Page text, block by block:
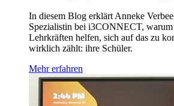
In diesem Blog erklärt Anneke
Spezialistin bei i3CONNECT,
Lehrkräften helfen, sich auf das zu
wirklich zählt: ihre Schüler.
Mehr erfahren